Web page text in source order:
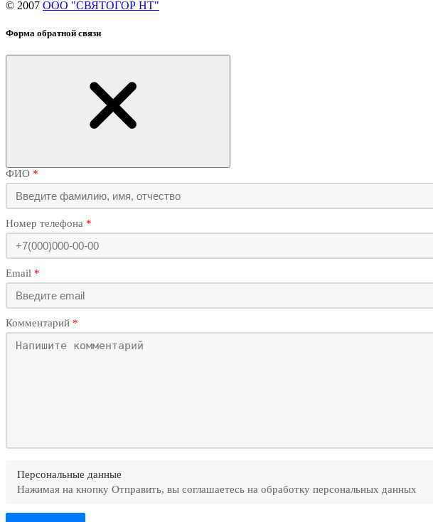
© 2007 ООО "СВЯТОГОР НТ"
Форма обратной связи
ФИО
Номер телефона
Email
Комментарий
Персональные данные
Нажимая на кнопку Отправить, вы соглашаетесь на обработку персональных данных